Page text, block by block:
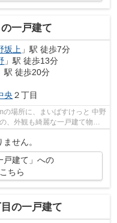
一戸建て
坂上 」駅 徒歩7分
」駅 徒歩13分
駅 徒歩20分
央 ２丁目
場所に、まいばすけっと 中野
、外観も綺麗な一戸建て物件
せん。
戸建て」への
ちら
の一戸建て